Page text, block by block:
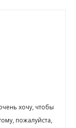
хочу, чтобы
пожалуйста,